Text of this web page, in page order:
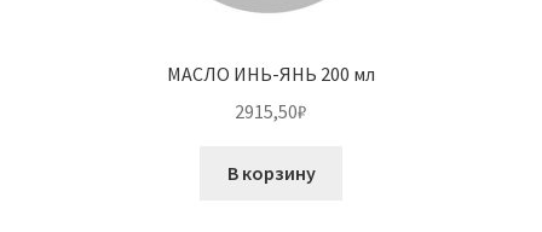
МАСЛО ИНЬ-ЯНЬ 200 мл
2915,50₽
В корзину